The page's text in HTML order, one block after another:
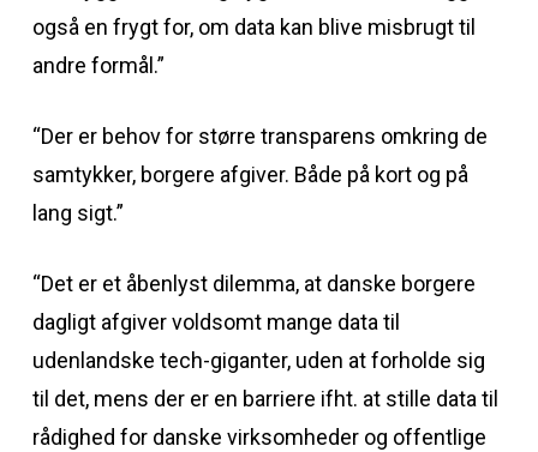
også en frygt for, om data kan blive misbrugt til
andre formål.”
“Der er behov for større transparens omkring de
samtykker, borgere afgiver. Både på kort og på
lang sigt.”
“Det er et åbenlyst dilemma, at danske borgere
dagligt afgiver voldsomt mange data til
udenlandske tech-giganter, uden at forholde sig
til det, mens der er en barriere ifht. at stille data til
rådighed for danske virksomheder og offentlige